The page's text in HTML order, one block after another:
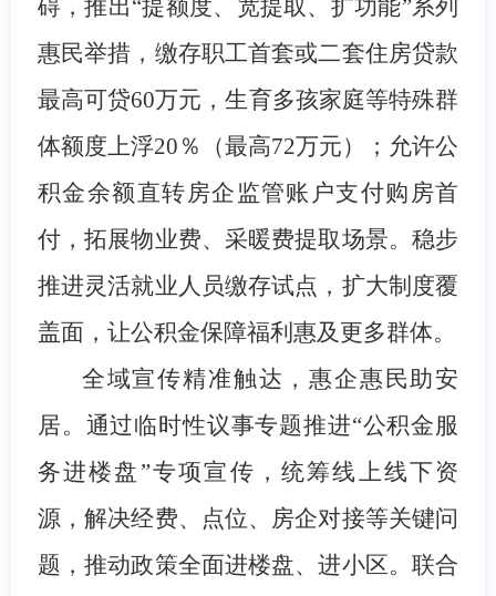
碍，推出“提额度、宽提取、扩功能”系列
惠民举措，缴存职工首套或二套住房贷款
最高可贷60万元，生育多孩家庭等特殊群
体额度上浮20％（最高72万元）；允许公
积金余额直转房企监管账户支付购房首
付，拓展物业费、采暖费提取场景。稳步
推进灵活就业人员缴存试点，扩大制度覆
盖面，让公积金保障福利惠及更多群体。
全域宣传精准触达，惠企惠民助安
居。 通过临时性议事专题推进“公积金服
务进楼盘”专项宣传，统筹线上线下资
源，解决经费、点位、房企对接等关键问
题，推动政策全面进楼盘、进小区。联合